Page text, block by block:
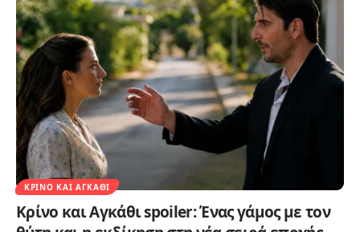
ΚΡΊΝΟ ΚΑΙ ΑΓΚΆΘΙ
Κρίνο και Αγκάθι spoiler: Ένας γάμος με τον